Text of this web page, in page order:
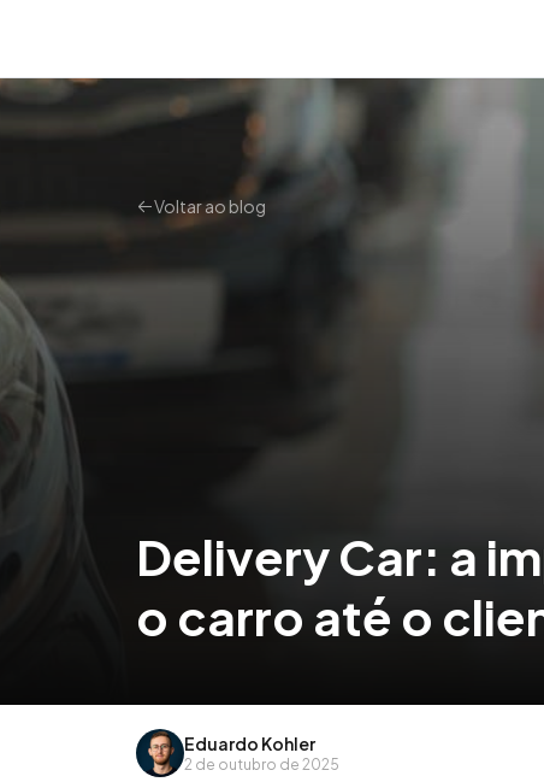
Voltar ao blog
Delivery Car: a
o carro até o
Eduardo Kohler
2 de outubro de 2025